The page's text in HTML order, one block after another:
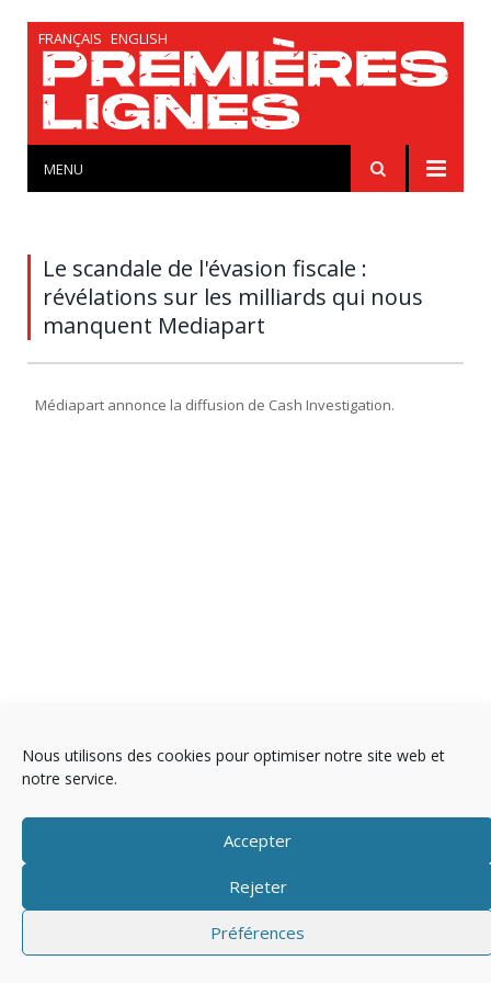
Nous utilisons des cookies pour optimiser notre site web et
notre service.
Accepter
Rejeter
Préférences
FRANÇAIS ENGLISH
MENU
Le scandale de l'évasion fiscale :
révélations sur les milliards qui nous
manquent Mediapart
Médiapart annonce la diffusion de Cash Investigation.